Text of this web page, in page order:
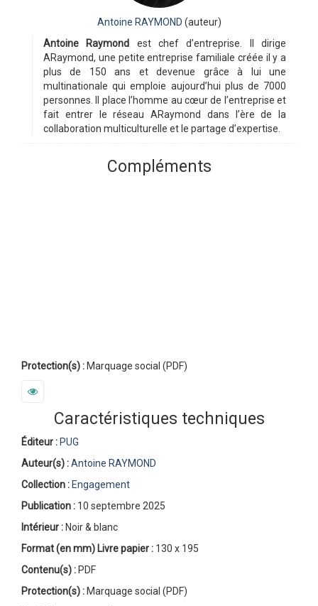
Antoine RAYMOND (auteur)
Antoine Raymond est chef d’entreprise. Il dirige
ARaymond, une petite entreprise familiale créée il y a
plus de 150 ans et devenue grâce à lui une
multinationale qui emploie aujourd’hui plus de 7000
personnes. Il place l’homme au cœur de l’entreprise et
fait entrer le réseau ARaymond dans l’ère de la
collaboration multiculturelle et le partage d’expertise.
Compléments
Protection(s) : Marquage social (PDF)
Caractéristiques techniques
Éditeur : PUG
Auteur(s) :Antoine RAYMOND
Collection : Engagement
Publication : 10 septembre 2025
Intérieur : Noir & blanc
Format (en mm) Livre papier : 130 x 195
Contenu(s) : PDF
Protection(s) : Marquage social (PDF)